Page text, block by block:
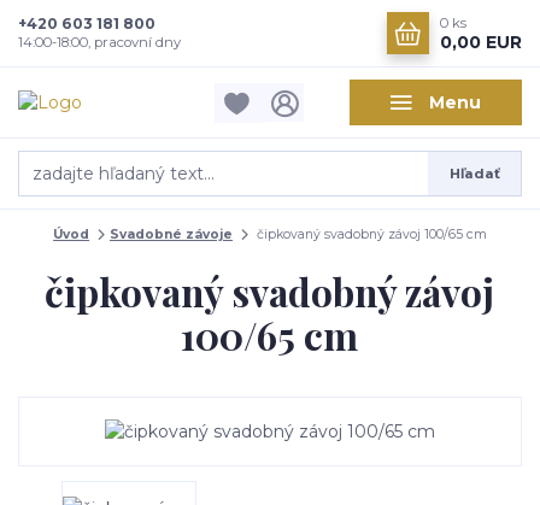
Menu
Hľadať
+420 603 181 800
14:00-18:00, pracovní dny
0 ks
0,00 EUR
Úvod Svadobné závoje čipkovaný svadobný závoj 100/65 cm
čipkovaný svadobný závoj
100/65 cm